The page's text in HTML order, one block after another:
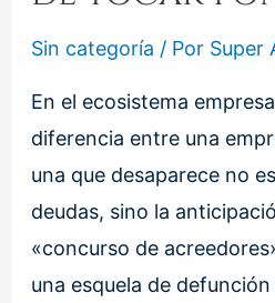
Sin categoría / Por Super
En el ecosistema
diferencia entre una
una que desaparece no
deudas, sino la
«concurso de
una esquela de